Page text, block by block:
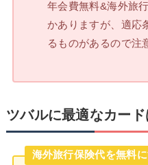
年会費無料&海外旅
かありますが、適応
るものがあるので注
ツバルに最適なカード
海外旅行保険代を無料